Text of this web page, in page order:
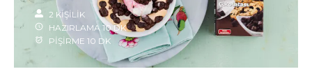
2 KİŞİLİK
HAZIRLAMA 10 DK
PİŞİRME 10 DK